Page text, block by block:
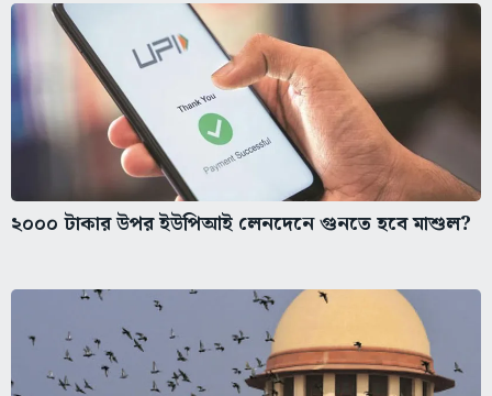
২০০০ টাকার উপর ইউপিআই লেনদেনে গুনতে হবে মাশুল?